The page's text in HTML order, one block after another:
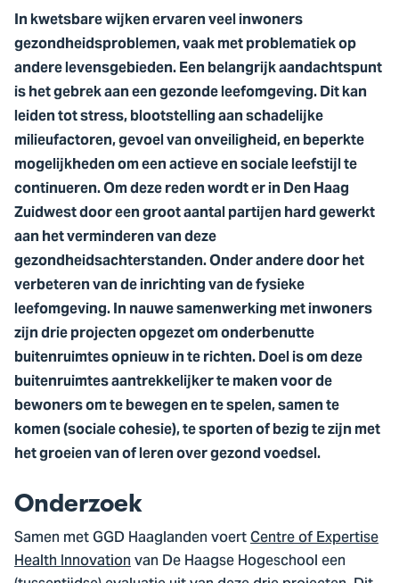
In kwetsbare wijken ervaren veel inwoners
gezondheidsproblemen, vaak met problematiek op
andere levensgebieden. Een belangrijk aandachtspunt
is het gebrek aan een gezonde leefomgeving. Dit kan
leiden tot stress, blootstelling aan schadelijke
milieufactoren, gevoel van onveiligheid, en beperkte
mogelijkheden om een actieve en sociale leefstijl te
continueren. Om deze reden wordt er in Den Haag
Zuidwest door een groot aantal partijen hard gewerkt
aan het verminderen van deze
gezondheidsachterstanden. Onder andere door het
verbeteren van de inrichting van de fysieke
leefomgeving. In nauwe samenwerking met inwoners
zijn drie projecten opgezet om onderbenutte
buitenruimtes opnieuw in te richten. Doel is om deze
buitenruimtes aantrekkelijker te maken voor de
bewoners om te bewegen en te spelen, samen te
komen (sociale cohesie), te sporten of bezig te zijn met
het groeien van of leren over gezond voedsel.
Onderzoek
Samen met GGD Haaglanden voertCentre of Expertise
Health Innovationvan De Haagse Hogeschool een